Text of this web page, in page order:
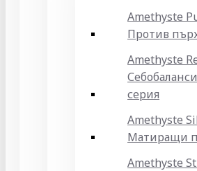
Amethyste
Против
Amethyste
серия
Amethyste
Матиращи
Amethyste